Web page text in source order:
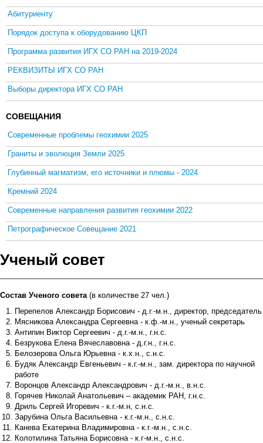
Абитуриенту
Порядок доступа к оборудованию ЦКП
Программа развития ИГХ СО РАН на 2019-2024
РЕКВИЗИТЫ ИГХ СО РАН
Выборы директора ИГХ СО РАН
СОВЕЩАНИЯ
Современные проблемы геохимии 2025
Граниты и эволюция Земли 2025
Глубинный магматизм, его источники и плюмы - 2024
Кремний 2024
Современные направления развития геохимии 2022
Петрографическое Совещание 2021
Ученый совет
Состав Ученого совета(в количестве 27 чел.)
Перепелов Александр Борисович - д.г.-м.н., директор, председатель
Мясникова Александра Сергеевна - к.ф.-м.н., ученый секретарь
Антипин Виктор Сергеевич - д.г.-м.н., г.н.с.
Безрукова Елена Вячеславовна - д.г.н., г.н.с.
Белозерова Ольга Юрьевна - к.х.н., с.н.с.
Будяк Александр Евгеньевич - к.г.-м.н., зам. директора по научной
работе
Воронцов Александр Александрович - д.г.-м.н., в.н.с.
Горячев Николай Анатольевич – академик РАН, г.н.с.
Дриль Сергей Игоревич - к.г.-м.н, с.н.с.
Зарубина Ольга Васильевна - к.г.-м.н., с.н.с.
Канева Екатерина Владимировна - к.г.-м.н., с.н.с.
Колотилина Татьяна Борисовна - к.г-м.н., с.н.с.